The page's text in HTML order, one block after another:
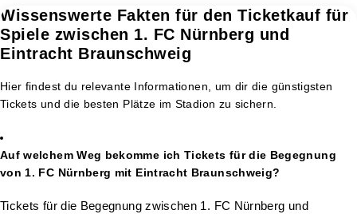
Wissenswerte Fakten für den Ticketkauf für
Spiele zwischen 1. FC Nürnberg und
Eintracht Braunschweig
Hier findest du relevante Informationen, um dir die günstigsten
Tickets und die besten Plätze im Stadion zu sichern.
Auf welchem Weg bekomme ich Tickets für die Begegnung
von 1. FC Nürnberg mit Eintracht Braunschweig?
Tickets für die Begegnung zwischen 1. FC Nürnberg und